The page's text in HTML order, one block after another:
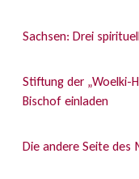
Sachsen: Drei
Stiftung der „Woelki-
Bischof einladen
Die andere Seite des